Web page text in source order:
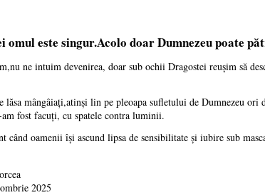
este singur.Acolo doar Dumnezeu poate
ne intuim devenirea, doar sub ochii Dragostei reușim să
lăsa mângâiați,atinși lin pe pleoapa sufletului de Dumnezeu
fost facuți, cu spatele contra luminii.
când oamenii își ascund lipsa de sensibilitate și iubire sub
2025